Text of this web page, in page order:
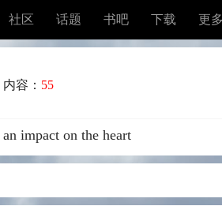
社区 话题 书吧 下载 更
内容： 55
impact on the heart